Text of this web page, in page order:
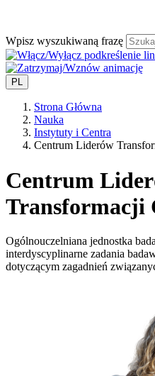
Wpisz wyszukiwaną frazę
PL
Strona Główna
Nauka
Instytuty i Centra
Centrum Liderów
Centrum
Transformacji
Ogólnouczelniana jednostka
interdyscyplinarne zadania
dotyczącym zagadnień